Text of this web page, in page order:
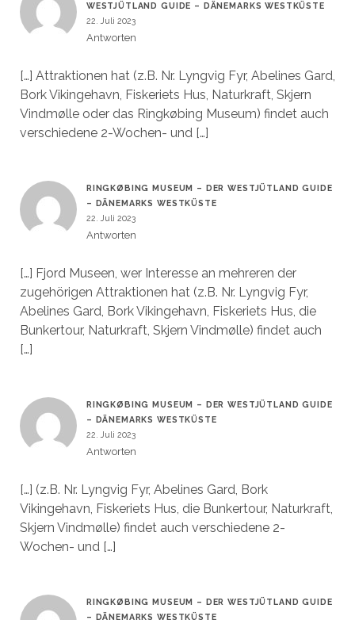
WESTJÜTLAND GUIDE – DÄNEMARKS WESTKÜSTE
22. Juli 2023
Antworten
[…] Attraktionen hat (z.B. Nr. Lyngvig Fyr, Abelines Gard,
Bork Vikingehavn, Fiskeriets Hus, Naturkraft, Skjern
Vindmølle oder das Ringkøbing Museum) findet auch
verschiedene 2-Wochen- und […]
RINGKØBING MUSEUM – DER WESTJÜTLAND GUIDE
– DÄNEMARKS WESTKÜSTE
22. Juli 2023
Antworten
[…] Fjord Museen, wer Interesse an mehreren der
zugehörigen Attraktionen hat (z.B. Nr. Lyngvig Fyr,
Abelines Gard, Bork Vikingehavn, Fiskeriets Hus, die
Bunkertour, Naturkraft, Skjern Vindmølle) findet auch
[…]
RINGKØBING MUSEUM – DER WESTJÜTLAND GUIDE
– DÄNEMARKS WESTKÜSTE
22. Juli 2023
Antworten
[…] (z.B. Nr. Lyngvig Fyr, Abelines Gard, Bork
Vikingehavn, Fiskeriets Hus, die Bunkertour, Naturkraft,
Skjern Vindmølle) findet auch verschiedene 2-
Wochen- und […]
RINGKØBING MUSEUM – DER WESTJÜTLAND GUIDE
– DÄNEMARKS WESTKÜSTE